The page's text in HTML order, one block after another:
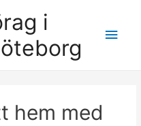
i
Main
hem med